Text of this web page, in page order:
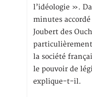
l’idéologie ».
minutes
Joubert des
la société
le pouvoir de
explique-t-il.